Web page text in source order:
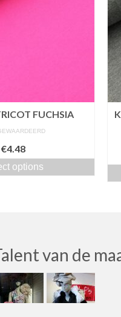
FUCHSIA
€4.48
options
van de